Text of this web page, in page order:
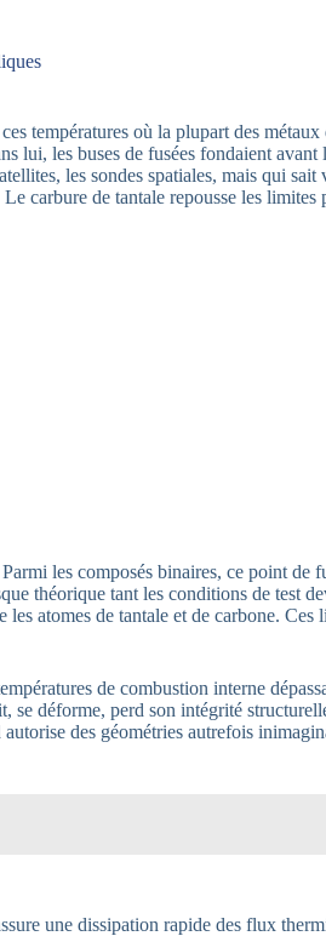
températures où la plupart des
les buses de fusées fondaient
les sondes spatiales, mais qui
carbure de tantale repousse les
les composés binaires, ce point de
théorique tant les conditions de test
atomes de tantale et de carbone.
de combustion interne
déforme, perd son intégrité
des géométries autrefois
une dissipation rapide des flux